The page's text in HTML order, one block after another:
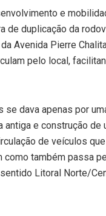
e
de duplicação da
Avenida Pierre
pelo local,
dava apenas por
e construção de
de veículos
também passa
Litoral Norte/